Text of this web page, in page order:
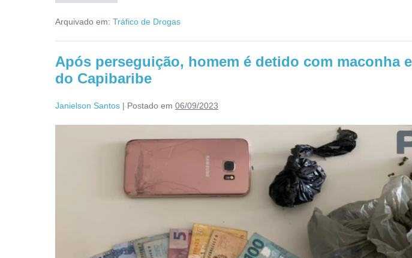
Arquivado em: Tráfico de Drogas
Após perseguição, homem é detido com maconha
do Capibaribe
Janielson Santos | Postado em 06/09/2023